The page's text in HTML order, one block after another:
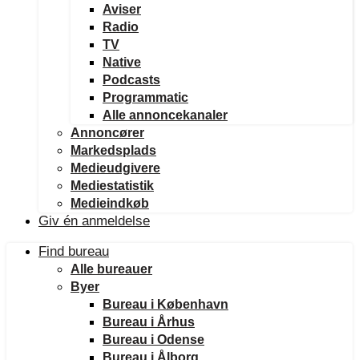
Aviser
Radio
TV
Native
Podcasts
Programmatic
Alle annoncekanaler
Annoncører
Markedsplads
Medieudgivere
Mediestatistik
Medieindkøb
Giv én anmeldelse
Find bureau
Alle bureauer
Byer
Bureau i København
Bureau i Århus
Bureau i Odense
Bureau i Ålborg